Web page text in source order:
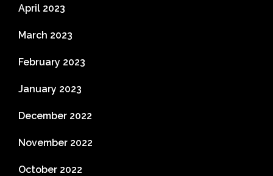
April 2023
March 2023
February 2023
January 2023
December 2022
November 2022
October 2022